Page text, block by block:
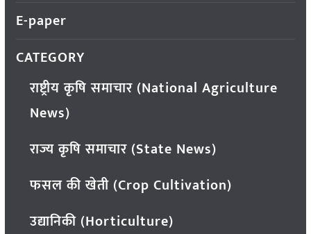
E-paper
CATEGORY
राष्ट्रीय कृषि समाचार (National Agriculture
News)
राज्य कृषि समाचार (State News)
फसल की खेती (Crop Cultivation)
उद्यानिकी (Horticulture)